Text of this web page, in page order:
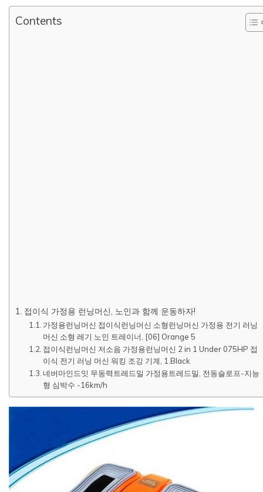
Contents
접이식 가정용 런닝머신, 노인과 함께 운동하자!
가정용런닝머신 접이식런닝머신 소형런닝머신 가정용 전기 러닝
머신 소형 레기 노인 트레이너, [06] Orange 5
접이식런닝머신 저소음 가정용런닝머신 2 in 1 Under 075HP 접
이식 전기 러닝 머신 워킹 조깅 기계, 1.Black
네버마인드잇 무동력트레드밀 가정용트레드밀, 전동슬로프-지능
형 심박수 -16km/h